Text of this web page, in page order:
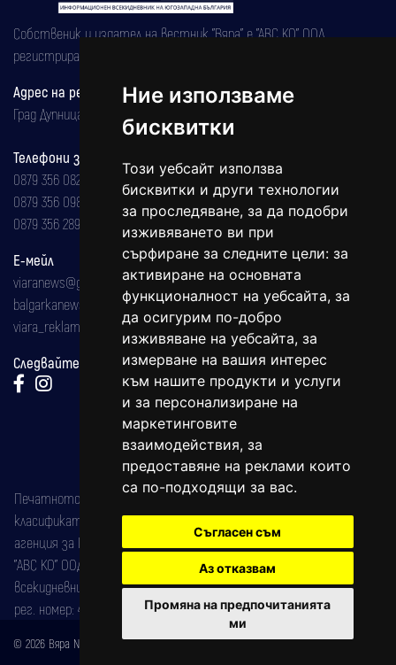
Ние използваме
бисквитки
Този уебсайт използва
бисквитки и други технологии
за проследяване, за да подобри
изживяването ви при
сърфиране за следните цели: за
активиране на основната
функционалност на уебсайта, за
да осигурим по-добро
изживяване на уебсайта, за
измерване на вашия интерес
към нашите продукти и услуги
и за персонализиране на
маркетинговите
взаимодействия, за
предоставяне на реклами които
са по-подходящи за вас.
Съгласен съм
Аз отказвам
Промяна на предпочитанията
ми
Собственик и издател на вестник "Вяра" е "АВС КО" ООД,
регистрирана на 08.05.2002 година.
Адрес на редакцията
Град Дупница, ул.''Христо Ботев" 43
Телефони за реклама и абонаменти
0879 356 082
0879 356 098
0879 356 289
Е-мейл
viaranews@gmail.com
balgarkanews@gmail.com
viara_reklama@mail.bg
Следвайте ни:
Печатното издание на вестника е регистрирано в националния
класификатор на печатните издания (Българска национална
агенция за ISSN) под номер: ISSN 1312-4722.
"АВС КО" ООД е притежател на марката: Вяра информационен
всекидневник на югозападна България, със свидетелство за марка
рег. номер: 47857/11.05.2004 година.
© 2026 Вяра News Всички права запазени!